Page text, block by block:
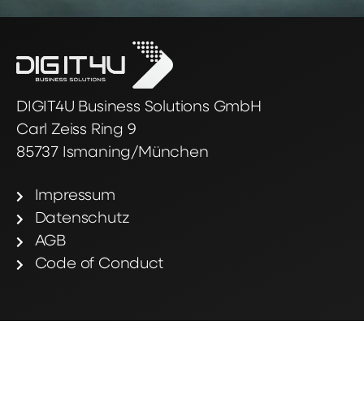
DIGIT4U Business Solutions GmbH
Carl Zeiss Ring 9
85737 Ismaning/München
Impressum
Datenschutz
AGB
Code of Conduct